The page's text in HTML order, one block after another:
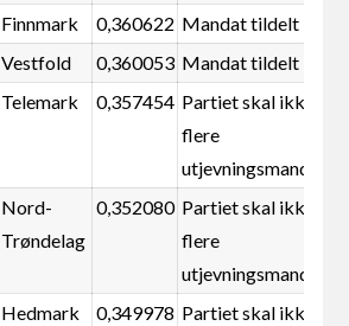
Finnmark 0,360622 Mandat tildelt
Vestfold 0,360053 Mandat tildelt
Telemark 0,357454 Partiet skal ikke ha
flere
utjevningsmandater
Nord-
Trøndelag
0,352080 Partiet skal ikke ha
flere
utjevningsmandater
Hedmark 0,349978 Partiet skal ikke ha